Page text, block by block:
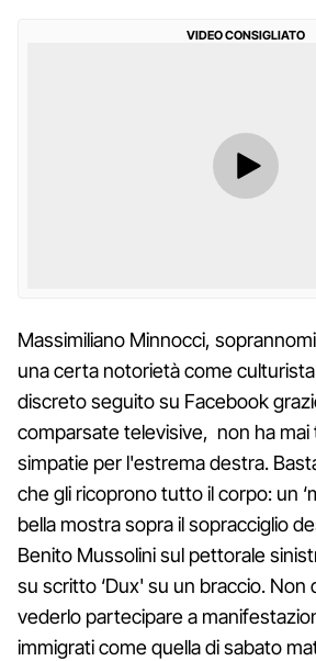
VIDEO CONSIGLIATO
Massimiliano Minnocci,
una certa notorietà come
discreto seguito su Facebook
comparsate televisive, non ha mai
simpatie per l'estrema destra.
che gli ricoprono tutto il corpo: un
bella mostra sopra il sopracciglio
Benito Mussolini sul pettorale
su scritto ‘Dux' su un braccio. Non
vederlo partecipare a
immigrati come quella di sabato